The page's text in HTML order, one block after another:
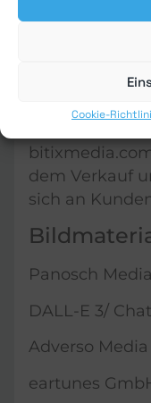
Cookie-
ATU 77693818
dem Verkauf
sich an
Panosch
DALL-E 3/
Adverso Media
eartunes